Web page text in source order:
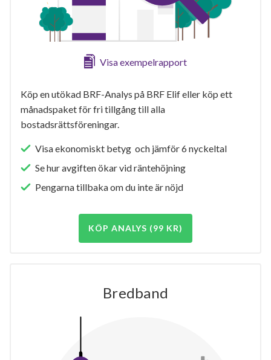
Visa exempelrapport
Köp en utökad BRF-Analys på BRF Elif eller köp ett
månadspaket för fri tillgång till alla
bostadsrättsföreningar.
Visa ekonomiskt betyg och jämför 6 nyckeltal
Se hur avgiften ökar vid räntehöjning
Pengarna tillbaka om du inte är nöjd
KÖP ANALYS (99 KR)
Bredband